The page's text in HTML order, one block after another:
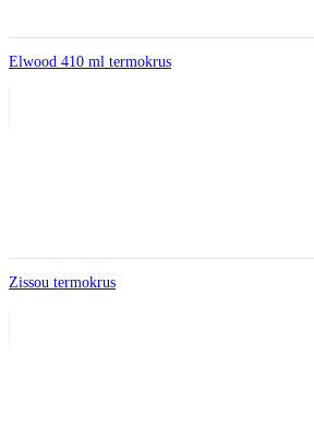
Elwood 410 ml termokrus
Zissou termokrus